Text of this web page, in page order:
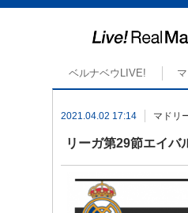
ベルナベウLIVE!
2021.04.02 17:14 マドリ
リーガ第29節エイバ